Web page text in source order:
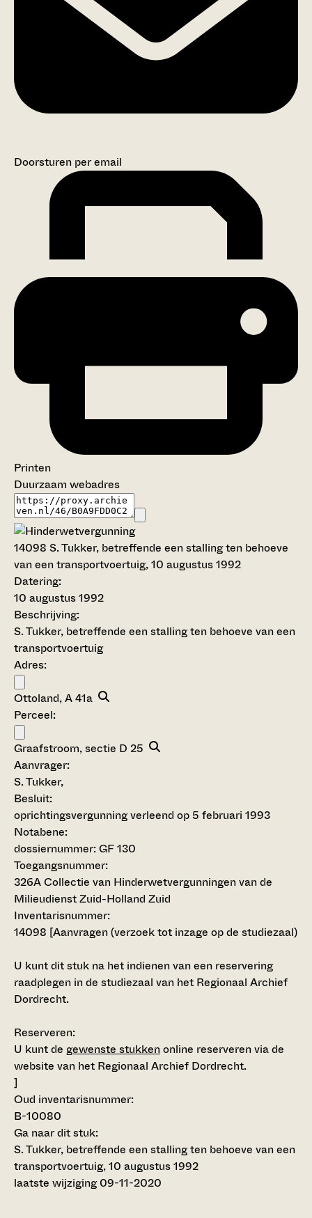
Doorsturen per email
Printen
Duurzaam webadres
14098 S. Tukker, betreffende een stalling ten behoeve
van een transportvoertuig, 10 augustus 1992
Datering:
10 augustus 1992
Beschrijving:
S. Tukker, betreffende een stalling ten behoeve van een
transportvoertuig
Adres:
Ottoland, A 41a
Perceel:
Graafstroom, sectie D 25
Aanvrager:
S. Tukker,
Besluit:
oprichtingsvergunning verleend op 5 februari 1993
Notabene:
dossiernummer: GF 130
Toegangsnummer:
326A Collectie van Hinderwetvergunningen van de
Milieudienst Zuid-Holland Zuid
Inventarisnummer:
14098 [Aanvragen (verzoek tot inzage op de studiezaal)
U kunt dit stuk na het indienen van een reservering
raadplegen in de studiezaal van het Regionaal Archief
Dordrecht.
Reserveren:
U kunt de gewenste stukkenonline reserveren via de
website van het Regionaal Archief Dordrecht.
]
Oud inventarisnummer:
B-10080
Ga naar dit stuk:
S. Tukker, betreffende een stalling ten behoeve van een
transportvoertuig, 10 augustus 1992
laatste wijziging 09-11-2020